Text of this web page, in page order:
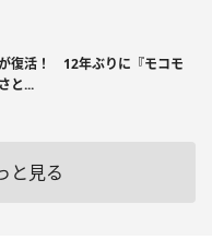
復活！ 12年ぶりに『モコモ
と...
と見る